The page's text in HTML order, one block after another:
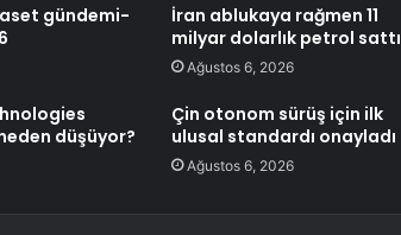
gündemi-
İran ablukaya rağmen 11
milyar dolarlık petrol sattı
Ağustos 6, 2026
düşüyor?
Çin otonom sürüş için ilk
ulusal standardı onayladı
Ağustos 6, 2026